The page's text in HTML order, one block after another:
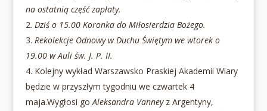
na ostatnią część zapłaty.
Dziś o 15.00 Koronka do Miłosierdzia Bożego.
Rekolekcje Odnowy w Duchu Świętym we wtorek o
19.00 w Auli św. J. P. II.
Kolejny wykład Warszawsko Praskiej Akademii Wiary
będzie w przyszłym tygodniu we czwartek 4
maja.Wygłosi goAleksandra Vanneyz Argentyny,